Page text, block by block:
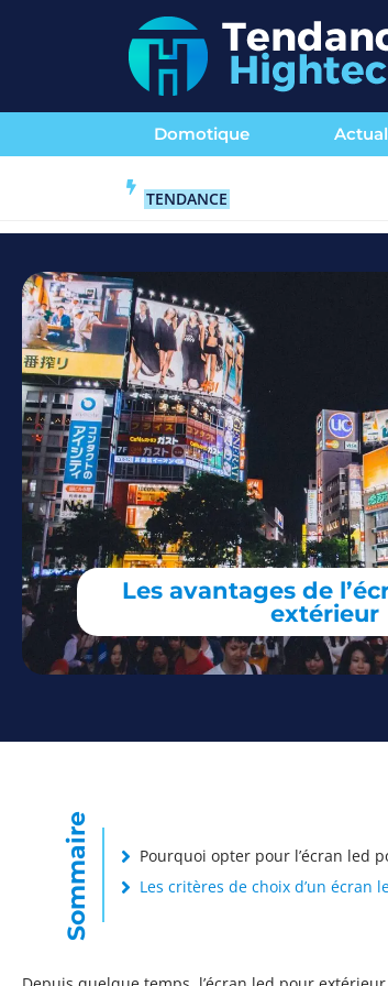
Domotique
TENDANCE
Les avantages de
extérieur
Sommaire
Pourquoi opter pour l’écran led
Les critères de choix d’un écran